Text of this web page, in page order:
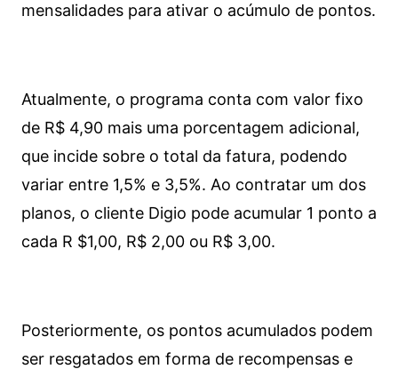
mensalidades para ativar o acúmulo de pontos.
Atualmente, o programa conta com valor fixo
de R$ 4,90 mais uma porcentagem adicional,
que incide sobre o total da fatura, podendo
variar entre 1,5% e 3,5%. Ao contratar um dos
planos, o cliente Digio pode acumular 1 ponto a
cada R $1,00, R$ 2,00 ou R$ 3,00.
Posteriormente, os pontos acumulados podem
ser resgatados em forma de recompensas e